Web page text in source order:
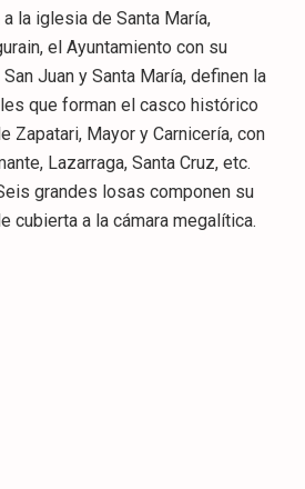
la iglesia de Santa María,
el Ayuntamiento con su
Juan y Santa María, definen la
que forman el casco histórico
Mayor y Carnicería, con
Lazarraga, Santa Cruz, etc.
grandes losas componen su
cubierta a la cámara megalítica.